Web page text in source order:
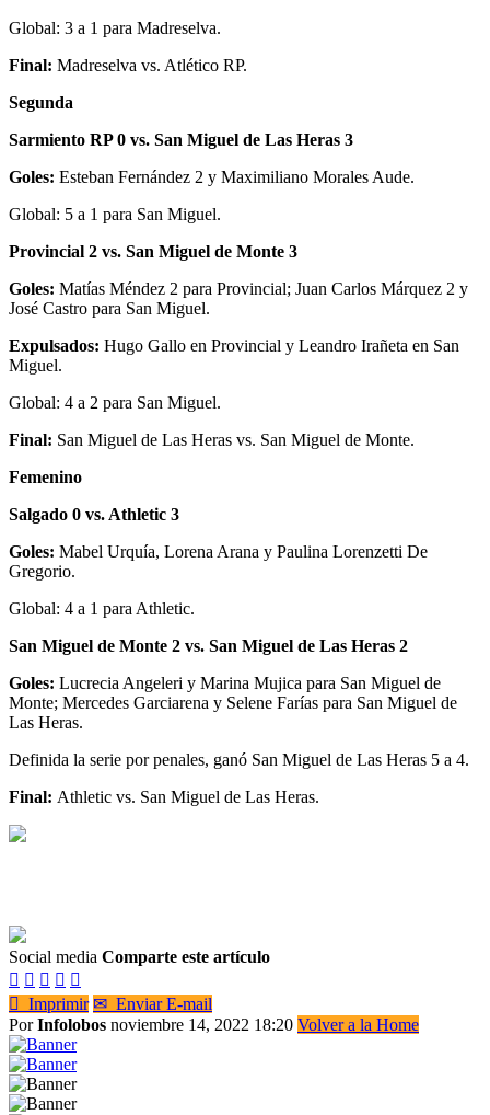
Global: 3 a 1 para Madreselva.
Final: Madreselva vs. Atlético RP.
Segunda
Sarmiento RP 0 vs. San Miguel de Las Heras 3
Goles: Esteban Fernández 2 y Maximiliano Morales Aude.
Global: 5 a 1 para San Miguel.
Provincial 2 vs. San Miguel de Monte 3
Goles: Matías Méndez 2 para Provincial; Juan Carlos Márquez 2 y
José Castro para San Miguel.
Expulsados: Hugo Gallo en Provincial y Leandro Irañeta en San
Miguel.
Global: 4 a 2 para San Miguel.
Final: San Miguel de Las Heras vs. San Miguel de Monte.
Femenino
Salgado 0 vs. Athletic 3
Goles: Mabel Urquía, Lorena Arana y Paulina Lorenzetti De
Gregorio.
Global: 4 a 1 para Athletic.
San Miguel de Monte 2 vs. San Miguel de Las Heras 2
Goles: Lucrecia Angeleri y Marina Mujica para San Miguel de
Monte; Mercedes Garciarena y Selene Farías para San Miguel de
Las Heras.
Definida la serie por penales, ganó San Miguel de Las Heras 5 a 4.
Final: Athletic vs. San Miguel de Las Heras.
Social media Comparte este artículo
    
 Imprimir ✉ Enviar E-mail
PorInfolobos noviembre 14, 2022 18:20 Volver a la Home